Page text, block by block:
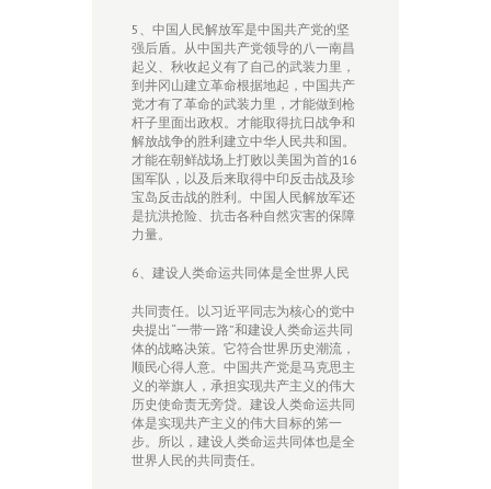
5、中国人民解放军是中国共产党的坚
强后盾。从中国共产党领导的八一南昌
起义、秋收起义有了自己的武装力里，
到井冈山建立革命根据地起，中国共产
党才有了革命的武装力里，才能做到枪
杆子里面出政权。才能取得抗日战争和
解放战争的胜利建立中华人民共和国。
才能在朝鲜战场上打败以美国为首的16
国军队，以及后来取得中印反击战及珍
宝岛反击战的胜利。中国人民解放军还
是抗洪抢险、抗击各种自然灾害的保障
力量。
6、建设人类命运共同体是全世界人民
共同责任。以习近平同志为核心的党中
央提出“一带一路”和建设人类命运共同
体的战略决策。它符合世界历史潮流，
顺民心得人意。中国共产党是马克思主
义的举旗人，承担实现共产主义的伟大
历史使命责无旁贷。建设人类命运共同
体是实现共产主义的伟大目标的笫一
步。所以，建设人类命运共同体也是全
世界人民的共同责任。